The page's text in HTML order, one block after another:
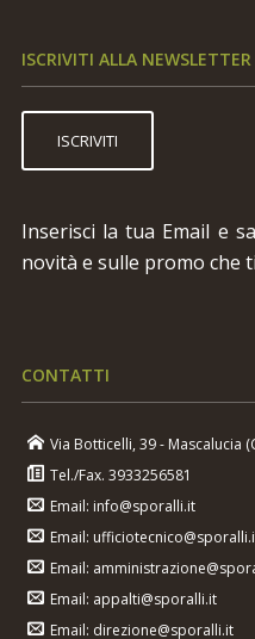
ISCRIVITI ALLA NEWSLETTER
ISCRIVITI
Inserisci la tua Email e
novità e sulle promo che
CONTATTI
Via Botticelli, 39 - Mascalucia
Tel./Fax. 3933256581
Email: info@sporalli.it
Email:
Email:
Email: appalti@sporalli.it
Email: direzione@sporalli.it